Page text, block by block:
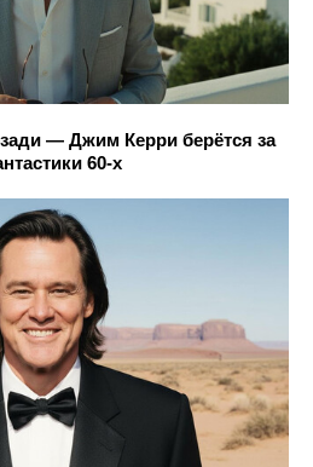
— Джим Керри берётся за
60-х